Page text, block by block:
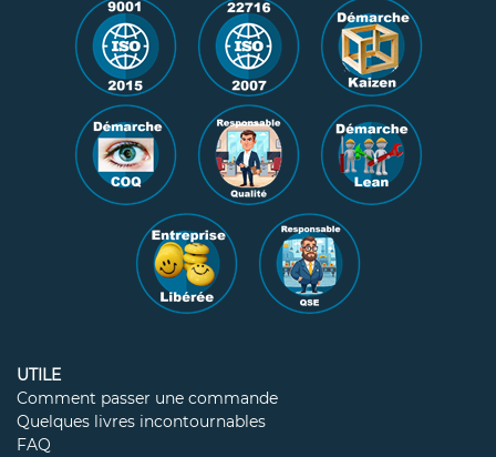
UTILE
Comment passer une commande
Quelques livres incontournables
FAQ